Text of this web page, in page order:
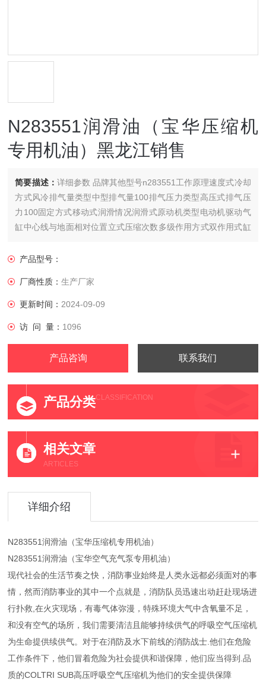
N283551润滑油（宝华压缩机
专用机油）黑龙江销售
简要描述： 详细参数 品牌其他型号n283551工作原理速度式冷却
方式风冷排气量类型中型排气量100排气压力类型高压式排气压
力100固定方式移动式润滑情况润滑式原动机类型电动机驱动气
缸中心线与地面相对位置立式压缩次数多级作用方式双作用式缸
产品型号：
厂商性质：生产厂家
更新时间： 2024-09-09
访 问 量： 1096
产品咨询 联系我们
产品分类CLASSIFICATION
相关文章
ARTICLES
详细介绍
N283551润滑油（宝华压缩机专用机油）
N283551润滑油（宝华空气充气泵专用机油）
现代社会的生活节奏之快，消防事业始终是人类永远都必须面对的事
情，然而消防事业的其中一个点就是，消防队员迅速出动赶赴现场进
行扑救,在火灾现场，有毒气体弥漫，特殊环境大气中含氧量不足，
和没有空气的场所，我们需要清洁且能够持续供气的呼吸空气压缩机
为生命提供续供气。对于在消防及水下前线的消防战士.他们在危险
工作条件下，他们冒着危险为社会提供和谐保障，他们应当得到.品
质的COLTRI SUB高压呼吸空气压缩机为他们的安全提供保障